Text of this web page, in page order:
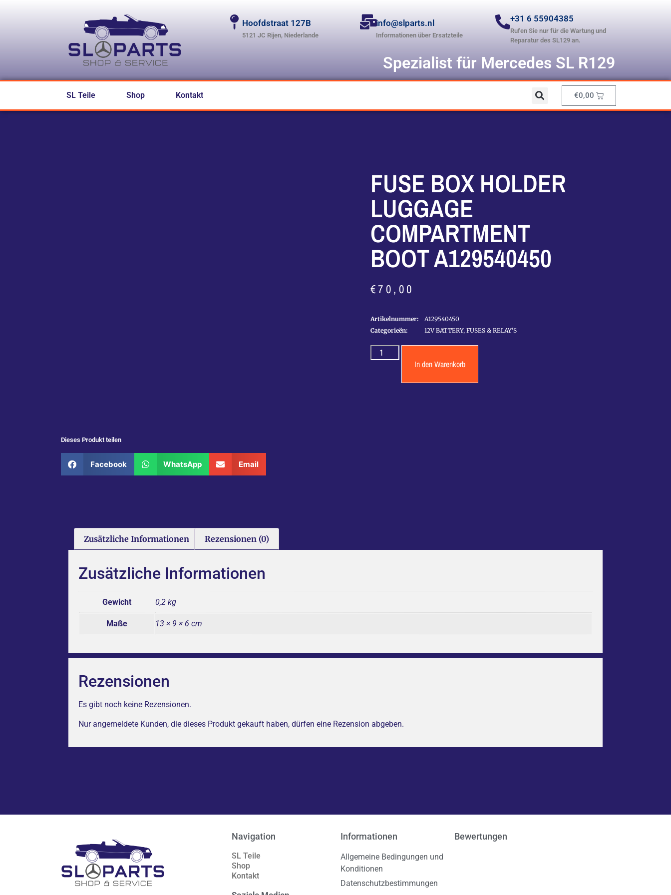
Hoofdstraat 127B
5121 JC Rijen, Niederlande
info@slparts.nl
Informationen über Ersatzteile
+31 6 55904385
Rufen Sie nur für die Wartung und
Reparatur des SL129 an.
Spezialist für Mercedes SL R129
SL Teile Shop Kontakt €0,00
Dieses Produkt teilen
Facebook WhatsApp Email
FUSE BOX HOLDER
LUGGAGE
COMPARTMENT
BOOT A129540450
€70,00
Artikelnummer:
A129540450
Categorieën:
12V BATTERY, FUSES & RELAY'S
In den Warenkorb
Zusätzliche Informationen Rezensionen (0)
Zusätzliche Informationen
Gewicht 0,2 kg
Maße 13 × 9 × 6 cm
Rezensionen
Es gibt noch keine Rezensionen.
Nur angemeldete Kunden, die dieses Produkt gekauft haben, dürfen eine Rezension abgeben.
Navigation
SL Teile
Shop
Kontakt
Informationen
Allgemeine Bedingungen und
Konditionen
Datenschutzbestimmungen
Bewertungen